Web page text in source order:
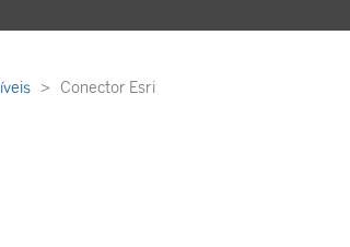
Conector Esri